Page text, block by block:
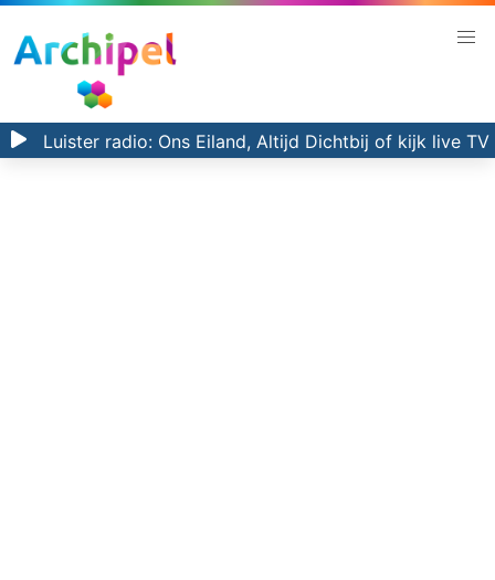
Luister radio: Ons Eiland, Altijd Dichtbij of kijk live TV